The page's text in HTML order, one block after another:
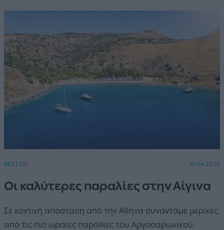
BEST OF 19.06.2026
Οι καλύτερες παραλίες στην Αίγινα
Σε κοντινή απόσταση από την Αθήνα συναντάμε μερικές
από τις πιο ωραίες παραλίες του Αργοσαρωνικού.